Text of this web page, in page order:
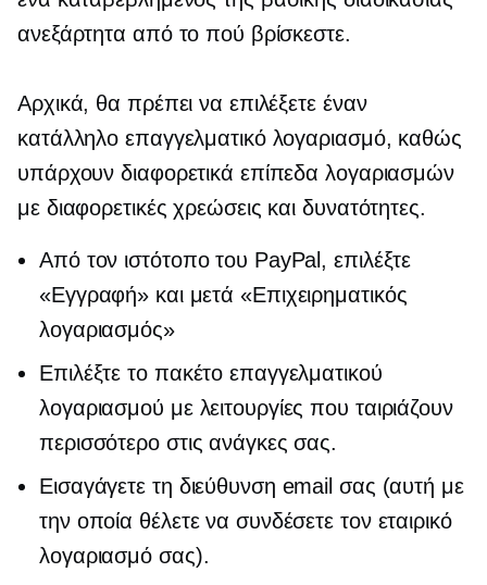
ανεξάρτητα από το πού βρίσκεστε.
Αρχικά, θα πρέπει να επιλέξετε έναν
κατάλληλο επαγγελματικό λογαριασμό, καθώς
υπάρχουν διαφορετικά επίπεδα λογαριασμών
με διαφορετικές χρεώσεις και δυνατότητες.
Από τον ιστότοπο του PayPal, επιλέξτε
«Εγγραφή» και μετά «Επιχειρηματικός
λογαριασμός»
Επιλέξτε το πακέτο επαγγελματικού
λογαριασμού με λειτουργίες που ταιριάζουν
περισσότερο στις ανάγκες σας.
Εισαγάγετε τη διεύθυνση email σας (αυτή με
την οποία θέλετε να συνδέσετε τον εταιρικό
λογαριασμό σας).